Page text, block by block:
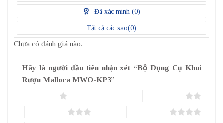
điểm
Đã xác minh (0)
Tất cả các sao(0)
Chưa có đánh giá nào.
Hãy là người đầu tiên nhận xét “Bộ Dụng Cụ Khui
Rượu Malloca MWO-KP3”